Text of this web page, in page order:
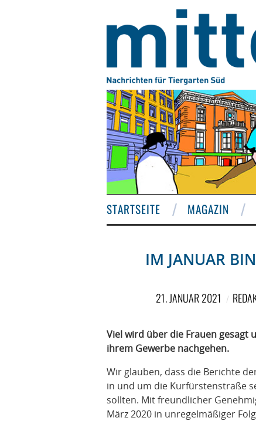
STARTSEITE MAGAZIN
IM JANUAR
21. JANUAR 2021
Viel wird über die Frauen gesagt
ihrem Gewerbe nachgehen.
Wir glauben, dass die Berichte
in und um die Kurfürstenstraße
sollten. Mit freundlicher
März 2020 in unregelmäßiger